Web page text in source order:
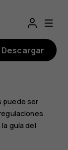
Descargar
puede ser
guía del